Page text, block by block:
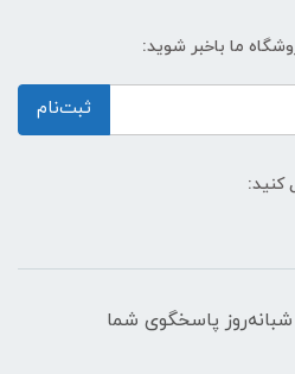
ما باخبر شوید:
ثبت‌نام
کنید:
، ۲۴ ساعت شبانه‌روز پاسخگوی شما